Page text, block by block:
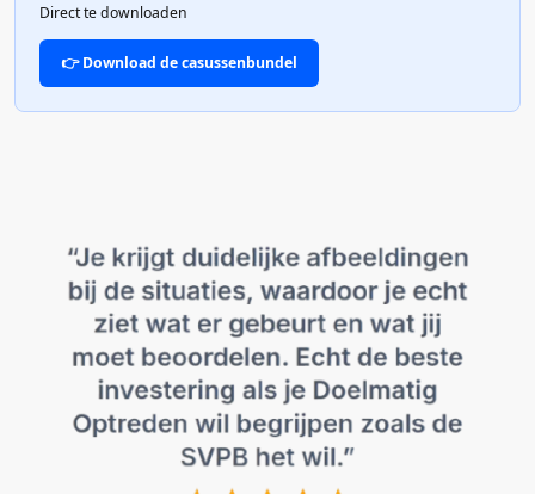
Direct te downloaden
👉 Download de casussenbundel